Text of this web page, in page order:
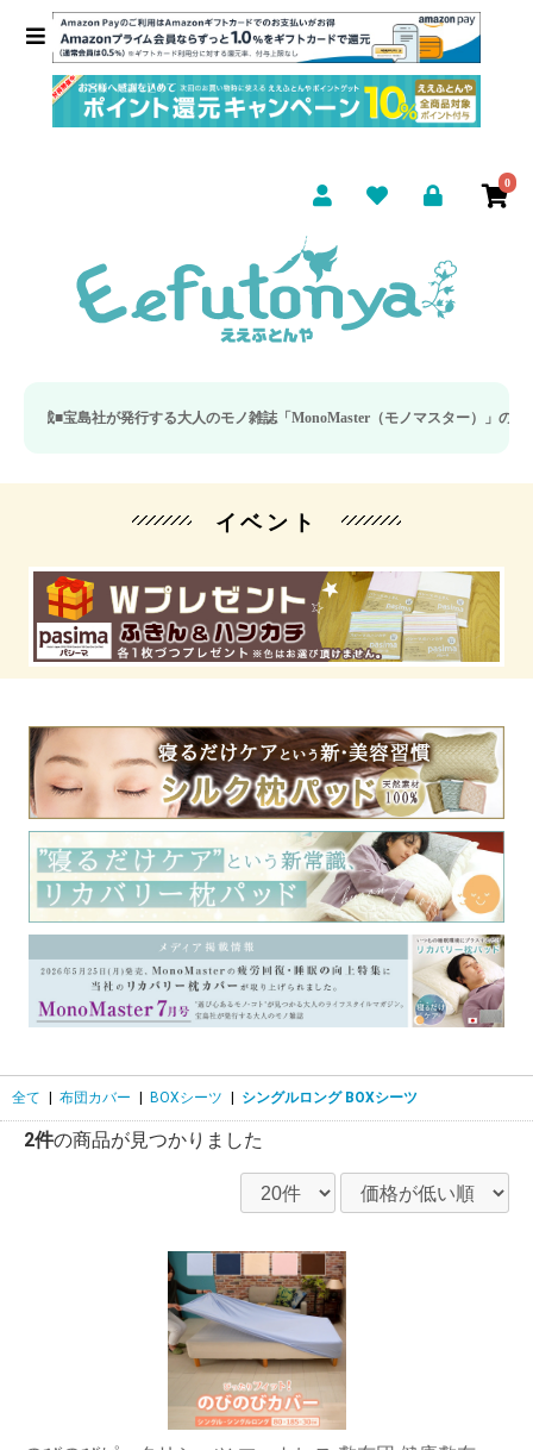
0
宝島社が発行する大人のモノ雑誌「MonoMaster（モノマスター）」の疲労回復
イベント
全て 布団カバー BOXシーツ シングルロング BOXシーツ
2件の商品が見つかりました